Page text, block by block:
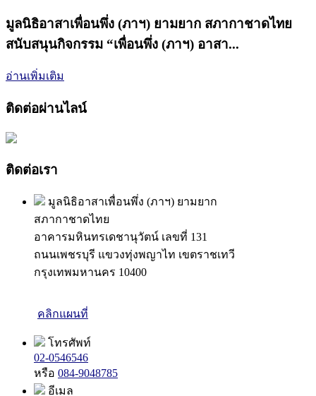
มูลนิธิอาสาเพื่อนพึ่ง (ภาฯ) ยามยาก สภากาชาดไทย
สนับสนุนกิจกรรม “เพื่อนพึ่ง (ภาฯ) อาสา...
อ่านเพิ่มเติม
ติดต่อผ่านไลน์
ติดต่อเรา
มูลนิธิอาสาเพื่อนพึ่ง (ภาฯ) ยามยาก
สภากาชาดไทย
อาคารมหินทรเดชานุวัตน์ เลขที่ 131
ถนนเพชรบุรี แขวงทุ่งพญาไท เขตราชเทวี
กรุงเทพมหานคร 10400
คลิกแผนที่
โทรศัพท์
02-0546546
หรือ 084-9048785
อีเมล